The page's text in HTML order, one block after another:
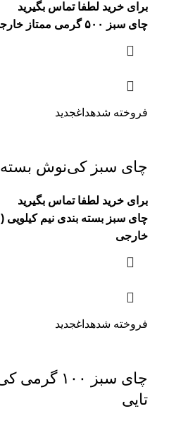
برای خرید لطفا تماس بگیرید
چای سبز ۵۰۰ گرمی ممتاز خارجی کی‌نوش - کارتن ۱۲ تایی
فروخته شدهداغجدید
چای سبز کی‌نوش بسته ۵۰۰ گرمی
برای خرید لطفا تماس بگیرید
خارجی
فروخته شدهداغجدید
تایی